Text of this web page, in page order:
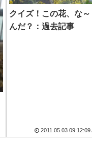
クイズ！この花、な～
んだ？：過去記事
2011.05.03 09:12:09